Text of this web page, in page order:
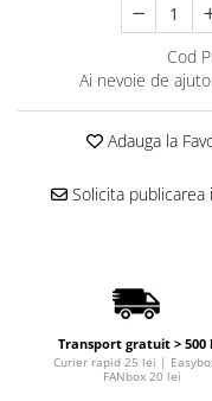
■ Accesorii filtre
■ Filtre aer
■ Filtre combustibil
■ Filtre hidraulice
■ Filtre epurator
■ Filtre agent racire
► Piese auto
Cod
Ai nevoie de
Adauga la
Solicita publicarea
Transport gratuit > 500
Curier rapid 25 lei |
FANbox 20 lei